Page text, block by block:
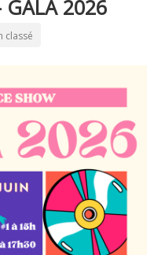
GALA 2026
classé